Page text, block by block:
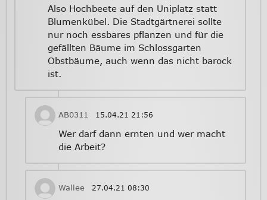
Also Hochbeete auf den Uniplatz statt
Blumenkübel. Die Stadtgärtnerei sollte
nur noch essbares pflanzen und für die
gefällten Bäume im Schlossgarten
Obstbäume, auch wenn das nicht barock
ist.
AB0311 15.04.21 21:56
Wer darf dann ernten und wer macht
die Arbeit?
Wallee 27.04.21 08:30